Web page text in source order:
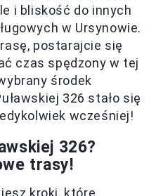
i bliskość do innych
w Ursynowie.
postarajcie się
czas spędzony w tej
środek
326 stało się
wcześniej!
326?
trasy!
kroki, które